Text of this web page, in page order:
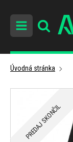
Úvodná stránka
PREDAJ SKONČIL